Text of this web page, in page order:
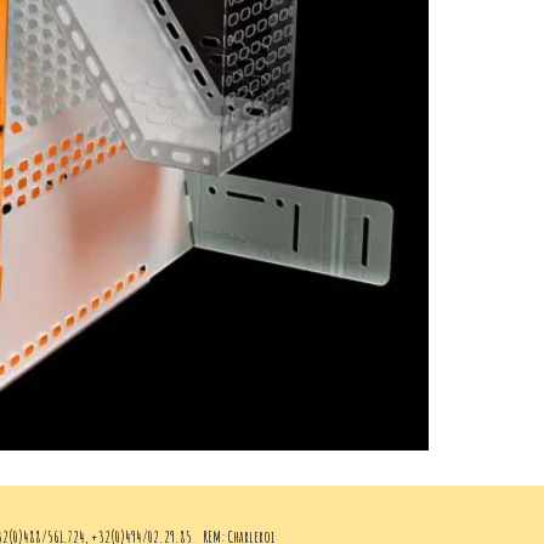
561.724, +32(0)494/02.29.85 REM: Charleroi